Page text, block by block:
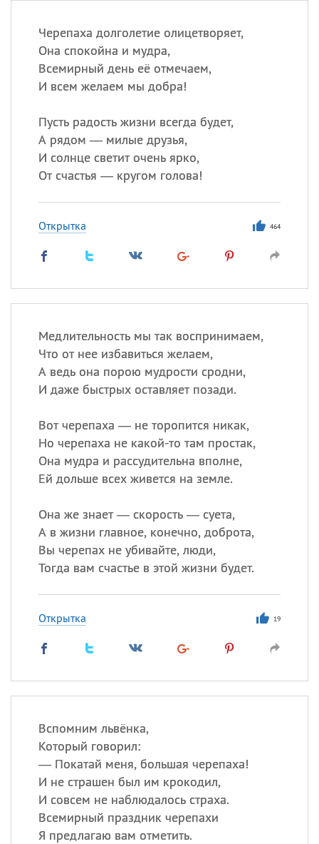
Черепаха долголетие олицетворяет,
Она спокойна и мудра,
Всемирный день её отмечаем,
И всем желаем мы добра!
Пусть радость жизни всегда будет,
А рядом — милые друзья,
И солнце светит очень ярко,
От счастья — кругом голова!
Открытка 464
Медлительность мы так воспринимаем,
Что от нее избавиться желаем,
А ведь она порою мудрости сродни,
И даже быстрых оставляет позади.
Вот черепаха — не торопится никак,
Но черепаха не какой-то там простак,
Она мудра и рассудительна вполне,
Ей дольше всех живется на земле.
Она же знает — скорость — суета,
А в жизни главное, конечно, доброта,
Вы черепах не убивайте, люди,
Тогда вам счастье в этой жизни будет.
Открытка 19
Вспомним львёнка,
Который говорил:
— Покатай меня, большая черепаха!
И не страшен был им крокодил,
И совсем не наблюдалось страха.
Всемирный праздник черепахи
Я предлагаю вам отметить.